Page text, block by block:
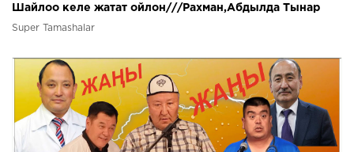
Шайлоо келе жатат ойлон///Рахман,Абдылда Тынар
Борончу
Super Tamashalar